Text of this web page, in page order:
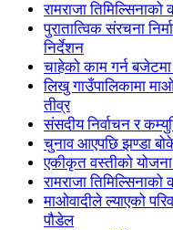
रामराजा
पुरातात्विक संरचना
निर्देशन
चाहेको काम गर्न
लिखु गाउँपालिकामा
तीव्र
संसदीय निर्वाचन र
चुनाव आएपछि झण्डा
एकीकृत वस्तीको योजना
रामराजा तिमिल्सिनाको
माओवादीले ल्याएको
पौडेल